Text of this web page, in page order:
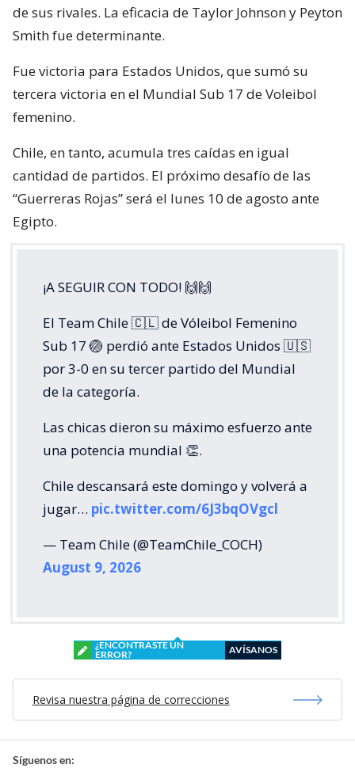
de sus rivales. La eficacia de Taylor Johnson y Peyton
Smith fue determinante.
Fue victoria para Estados Unidos, que sumó su
tercera victoria en el Mundial Sub 17 de Voleibol
femenino.
Chile, en tanto, acumula tres caídas en igual
cantidad de partidos. El próximo desafío de las
“Guerreras Rojas” será el lunes 10 de agosto ante
Egipto.
¡A SEGUIR CON TODO! 🙌🙌
El Team Chile 🇨🇱 de Vóleibol Femenino
Sub 17 🏐 perdió ante Estados Unidos 🇺🇸
por 3-0 en su tercer partido del Mundial
de la categoría.
Las chicas dieron su máximo esfuerzo ante
una potencia mundial 👏.
Chile descansará este domingo y volverá a
jugar… pic.twitter.com/6J3bqOVgcl
— Team Chile (@TeamChile_COCH)
August 9, 2026
¿ENCONTRASTE UN
ERROR?
AVÍSANOS
Revisa nuestra página de correcciones
Síguenos en: